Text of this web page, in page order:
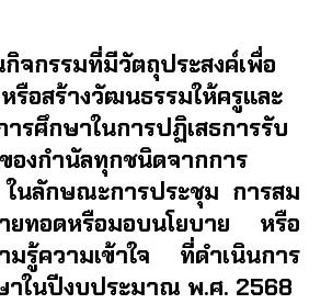
จกรรมที่มีวัตถุประสงค์เพื่อ
รือสร้างวัฒนธรรมให้ครูและ
รศึกษาในการปฏิเสธการรับ
องกำนัลทุกชนิดจากการ
นลักษณะการประชุม การสม
ทอดหรือมอบนโยบาย หรือ
ามรู้ความเข้าใจ ที่ดำเนินการ
าในปีงบประมาณ พ.ศ. 2568